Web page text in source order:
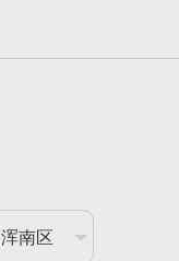
浑南区